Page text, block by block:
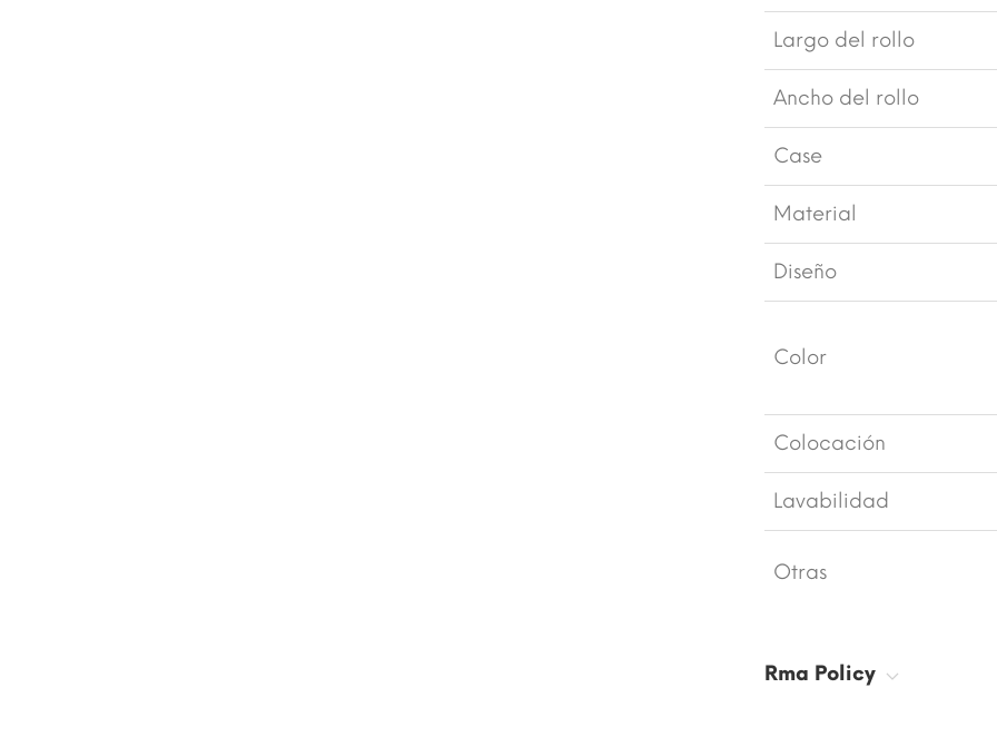
Largo del rollo
Ancho del rollo
Case
Material
Diseño
Color
Colocación
Lavabilidad
Otras
Rma Policy